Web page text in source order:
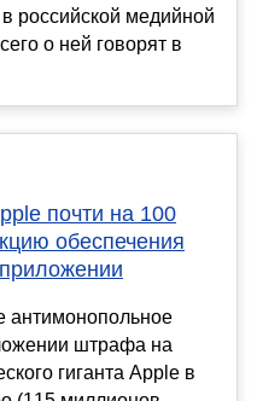
российской медийной
о ней говорят в
почти на 100
обеспечения
антимонопольное
штрафа на
гиганта Apple в